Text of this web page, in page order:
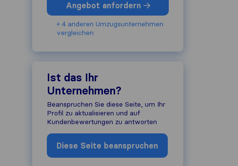
Angebot anfordern
+ 4 anderen Umzugs​unternehmen
vergleichen
Ist das Ihr
Unternehmen?
Beanspruchen Sie diese Seite, um Ihr
Profil zu aktualisieren und auf
Kundenbewertungen zu antworten
Diese Seite beanspruchen